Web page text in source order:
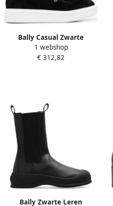
Bally Casual Zwarte
Enkellaarzen
1 webshop
€ 312,82
Bally Zwarte Leren